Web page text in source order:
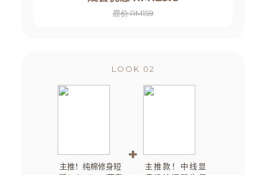
原价 RM159
LOOK 02
主推！纯棉修身短
+
主推款！中线显